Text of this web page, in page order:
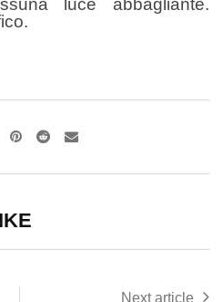
luce abbagliante.
Pinterest
RedditShare
Next article